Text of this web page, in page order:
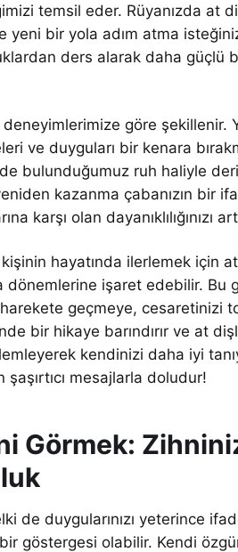
temsil eder. Rüyanızda at
yeni bir yola adım atma
ders alarak daha güçlü
göre şekillenir.
ve duyguları bir kenara
bulunduğumuz ruh haliyle
kazanma çabanızın bir
karşı olan dayanıklılığınızı
hayatında ilerlemek için
dönemlerine işaret edebilir. Bu
geçmeye, cesaretinizi
bir hikaye barındırır ve at
kendinizi daha iyi
şaşırtıcı mesajlarla doludur!
Görmek:
de duygularınızı yeterince
göstergesi olabilir. Kendi